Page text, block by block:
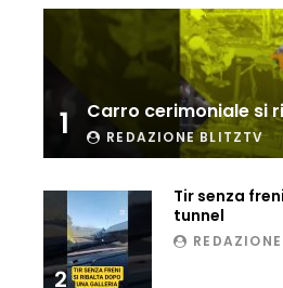
1 Carro cerimoniale si
REDAZIONE BLITZTV
2
Tir senza
tunnel